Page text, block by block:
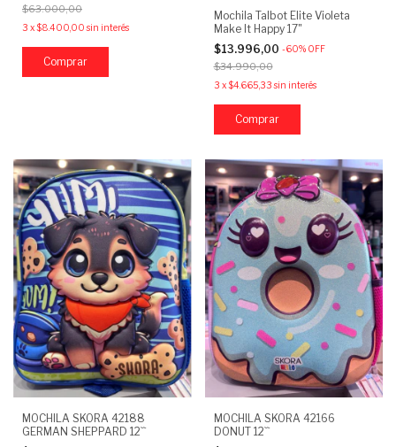
$63.000,00
3 x$8.400,00 sin interés
Comprar
Mochila Talbot Elite Violeta
Make It Happy 17"
$13.996,00 -60% OFF
$34.990,00
3 x$4.665,33 sin interés
MOCHILA SKORA 42188
GERMAN SHEPPARD 12``
MOCHILA SKORA 42166
DONUT 12``